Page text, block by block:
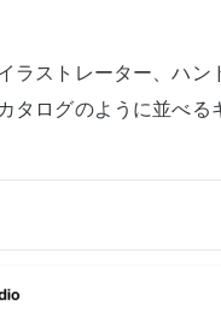
ラストレーター、ハン
タログのように並べる